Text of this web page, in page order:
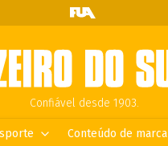
Confiável desde 1903.
Conteúdo de marca